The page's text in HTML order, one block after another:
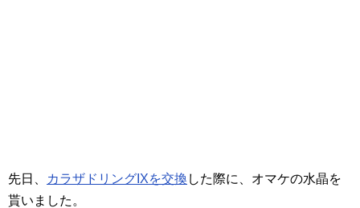
先日、 カラザドリングIXを交換 した際に、オマケの水晶を
貰いました。